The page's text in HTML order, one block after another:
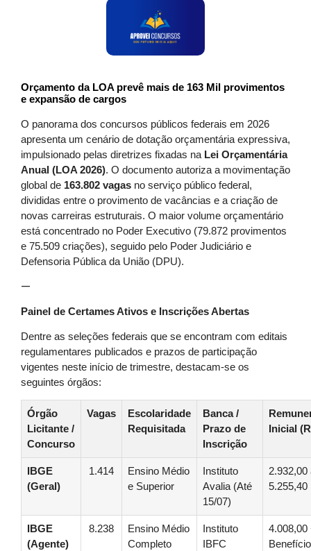
Orçamento da LOA prevê mais de 163 Mil provimentos
e expansão de cargos
O panorama dos concursos públicos federais em 2026
apresenta um cenário de dotação orçamentária expressiva,
impulsionado pelas diretrizes fixadas na Lei Orçamentária
Anual (LOA 2026). O documento autoriza a movimentação
global de 163.802 vagas no serviço público federal,
divididas entre o provimento de vacâncias e a criação de
novas carreiras estruturais. O maior volume orçamentário
está concentrado no Poder Executivo (79.872 provimentos
e 75.509 criações), seguido pelo Poder Judiciário e
Defensoria Pública da União (DPU).
—
Painel de Certames Ativos e Inscrições Abertas
Dentre as seleções federais que se encontram com editais
regulamentares publicados e prazos de participação
vigentes neste início de trimestre, destacam-se os
seguintes órgãos:
Órgão
Licitante /
Concurso
Vagas
Escolaridade
Requisitada
Banca /
Prazo de
Inscrição
Inicial
IBGE
(Geral)
1.414
Ensino Médio
e Superior
Instituto
Avalia (Até
15/07)
2.932,00
5.255,40
IBGE
(Agente)
8.238
Ensino Médio
Completo
Instituto
IBFC
4.008,00